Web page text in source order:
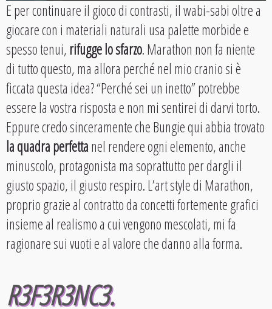
E per continuare il gioco di contrasti, il wabi-sabi oltre a
giocare con i materiali naturali usa palette morbide e
spesso tenui,rifugge lo sfarzo. Marathon non fa niente
di tutto questo, ma allora perché nel mio cranio si è
ficcata questa idea? “Perché sei un inetto” potrebbe
essere la vostra risposta e non mi sentirei di darvi torto.
Eppure credo sinceramente che Bungie qui abbia trovato
la quadra perfettanel rendere ogni elemento, anche
minuscolo, protagonista ma soprattutto per dargli il
giusto spazio, il giusto respiro. L’art style di Marathon,
proprio grazie al contratto da concetti fortemente grafici
insieme al realismo a cui vengono mescolati, mi fa
ragionare sui vuoti e al valore che danno alla forma.
R3F3R3NC3.